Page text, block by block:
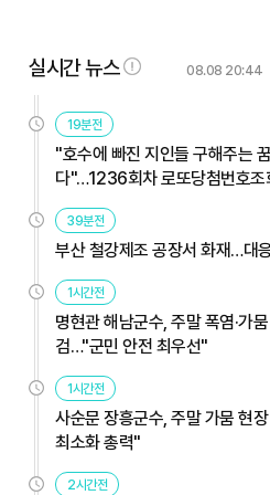
실시간 뉴스 08.08 20:44
19분전
"호수에 빠진 지인들 구해주는
다"…1236회차 로또당첨번호조
39분전
부산 철강제조 공장서 화재…대
1시간전
명현관 해남군수, 주말 폭염·가
검…"군민 안전 최우선"
1시간전
사순문 장흥군수, 주말 가뭄 현
최소화 총력"
2시간전